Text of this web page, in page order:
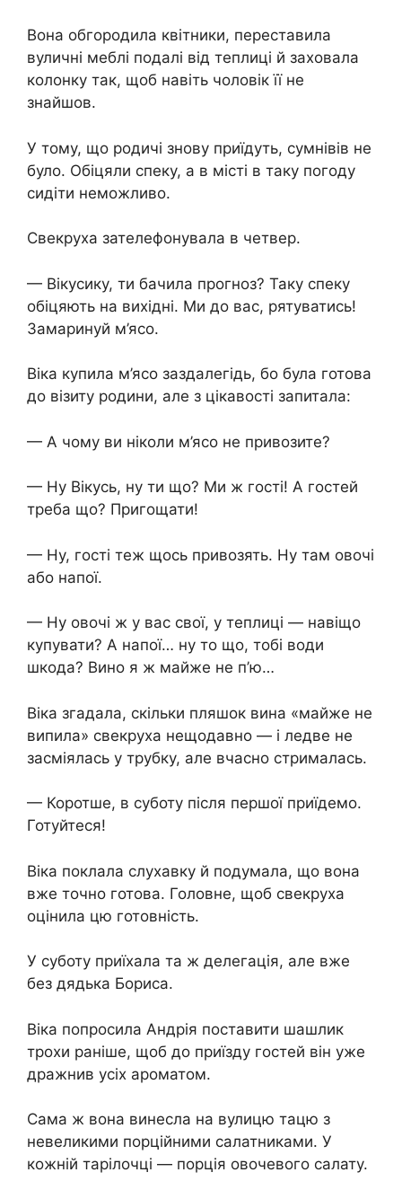
Вона обгородила квітники, переставила
вуличні меблі подалі від теплиці й заховала
колонку так, щоб навіть чоловік її не
знайшов.
У тому, що родичі знову приїдуть, сумнівів не
було. Обіцяли спеку, а в місті в таку погоду
сидіти неможливо.
Свекруха зателефонувала в четвер.
— Вікусику, ти бачила прогноз? Таку спеку
обіцяють на вихідні. Ми до вас, рятуватись!
Замаринуй м’ясо.
Віка купила м’ясо заздалегідь, бо була готова
до візиту родини, але з цікавості запитала:
— А чому ви ніколи м’ясо не привозите?
— Ну Вікусь, ну ти що? Ми ж гості! А гостей
треба що? Пригощати!
— Ну, гості теж щось привозять. Ну там овочі
або напої.
— Ну овочі ж у вас свої, у теплиці — навіщо
купувати? А напої… ну то що, тобі води
шкода? Вино я ж майже не п’ю…
Віка згадала, скільки пляшок вина «майже не
випила» свекруха нещодавно — і ледве не
засміялась у трубку, але вчасно стрималась.
— Коротше, в суботу після першої приїдемо.
Готуйтеся!
Віка поклала слухавку й подумала, що вона
вже точно готова. Головне, щоб свекруха
оцінила цю готовність.
У суботу приїхала та ж делегація, але вже
без дядька Бориса.
Віка попросила Андрія поставити шашлик
трохи раніше, щоб до приїзду гостей він уже
дражнив усіх ароматом.
Сама ж вона винесла на вулицю тацю з
невеликими порційними салатниками. У
кожній тарілочці — порція овочевого салату.